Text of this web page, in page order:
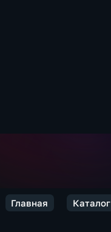
Главная Каталог